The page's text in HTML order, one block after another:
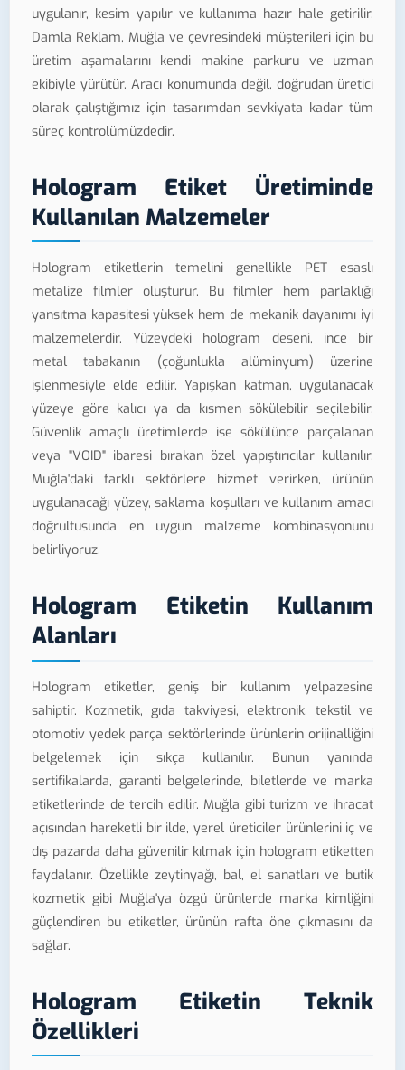
uygulanır, kesim yapılır ve kullanıma hazır hale getirilir.
Damla Reklam, Muğla ve çevresindeki müşterileri için bu
üretim aşamalarını kendi makine parkuru ve uzman
ekibiyle yürütür. Aracı konumunda değil, doğrudan üretici
olarak çalıştığımız için tasarımdan sevkiyata kadar tüm
süreç kontrolümüzdedir.
Hologram Etiket Üretiminde
Kullanılan Malzemeler
Hologram etiketlerin temelini genellikle PET esaslı
metalize filmler oluşturur. Bu filmler hem parlaklığı
yansıtma kapasitesi yüksek hem de mekanik dayanımı iyi
malzemelerdir. Yüzeydeki hologram deseni, ince bir
metal tabakanın (çoğunlukla alüminyum) üzerine
işlenmesiyle elde edilir. Yapışkan katman, uygulanacak
yüzeye göre kalıcı ya da kısmen sökülebilir seçilebilir.
Güvenlik amaçlı üretimlerde ise sökülünce parçalanan
veya "VOID" ibaresi bırakan özel yapıştırıcılar kullanılır.
Muğla'daki farklı sektörlere hizmet verirken, ürünün
uygulanacağı yüzey, saklama koşulları ve kullanım amacı
doğrultusunda en uygun malzeme kombinasyonunu
belirliyoruz.
Hologram Etiketin Kullanım
Alanları
Hologram etiketler, geniş bir kullanım yelpazesine
sahiptir. Kozmetik, gıda takviyesi, elektronik, tekstil ve
otomotiv yedek parça sektörlerinde ürünlerin orijinalliğini
belgelemek için sıkça kullanılır. Bunun yanında
sertifikalarda, garanti belgelerinde, biletlerde ve marka
etiketlerinde de tercih edilir. Muğla gibi turizm ve ihracat
açısından hareketli bir ilde, yerel üreticiler ürünlerini iç ve
dış pazarda daha güvenilir kılmak için hologram etiketten
faydalanır. Özellikle zeytinyağı, bal, el sanatları ve butik
kozmetik gibi Muğla'ya özgü ürünlerde marka kimliğini
güçlendiren bu etiketler, ürünün rafta öne çıkmasını da
sağlar.
Hologram Etiketin Teknik
Özellikleri